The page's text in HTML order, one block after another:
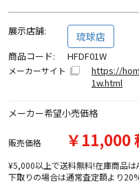
展示店舗: 琉球店
商品コード: HFDF01W
メーカーサイト
https://
1w.html
メーカー希望小売価格
販売価格 ￥11,000
¥5,000以上で送料無料!在庫商品
下取りの場合は通常査定額より